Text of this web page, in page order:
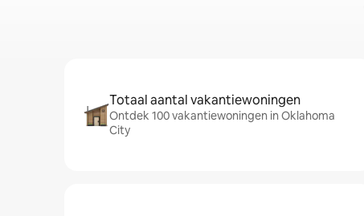
Totaal aantal vakantiewoningen
Ontdek 100 vakantiewoningen in Oklahoma
City